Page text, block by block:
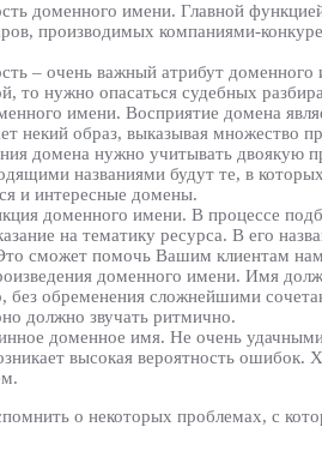
доменного имени. Главной
производимых компаниями-
– очень важный атрибут
то нужно опасаться судебных
имени. Восприятие домена
некий образ, выказывая множество
домена нужно учитывать двоякую
названиями будут те, в
и интересные домены.
доменного имени. В процессе
на тематику ресурса. В его
сможет помочь Вашим клиентам
доменного имени. Имя
без обременения сложнейшими
должно звучать ритмично.
доменное имя. Не очень
высокая вероятность
о некоторых проблемах, с